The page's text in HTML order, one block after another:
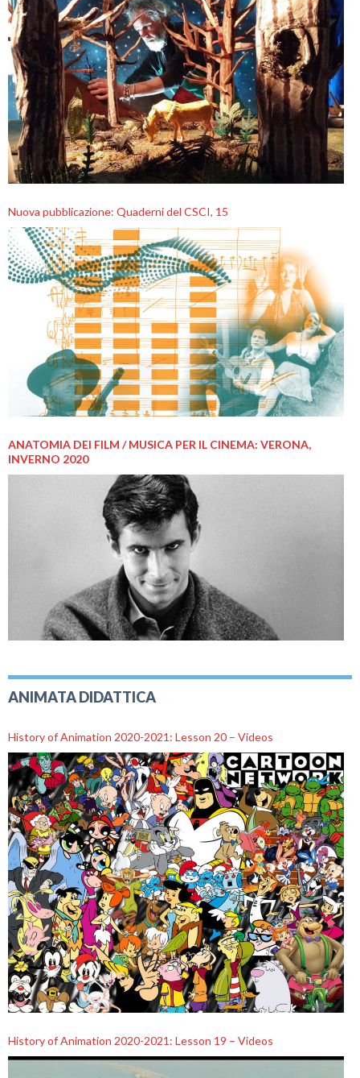
Nuova pubblicazione: Quaderni del CSCI, 15
ANATOMIA DEI FILM / MUSICA PER IL CINEMA: VERONA,
INVERNO 2020
ANIMATA DIDATTICA
History of Animation 2020-2021: Lesson 20 – Videos
History of Animation 2020-2021: Lesson 19 – Videos